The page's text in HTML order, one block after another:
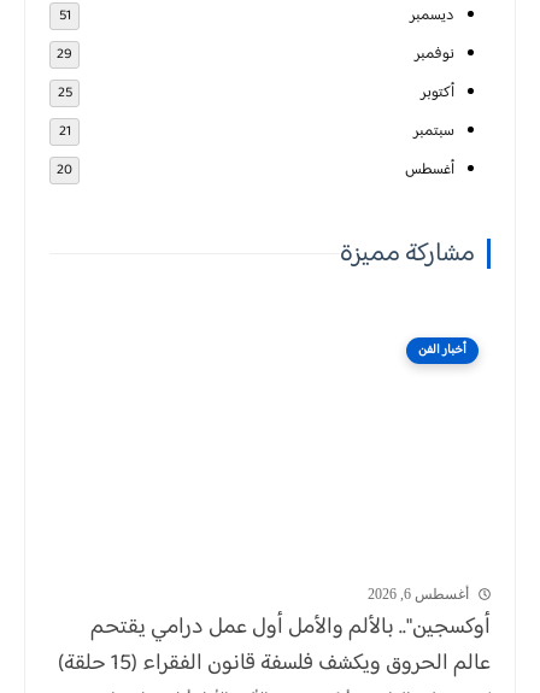
ديسمبر 51
نوفمبر 29
أكتوبر 25
سبتمبر 21
أغسطس 20
مشاركة مميزة
أخبار الفن
أغسطس 6, 2026
أوكسجين".. بالألم والأمل أول عمل درامي يقتحم
عالم الحروق ويكشف فلسفة قانون الفقراء (15 حلقة)